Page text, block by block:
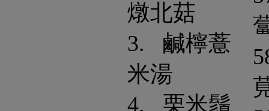
燉北菇
3. 鹹檸薏
米湯
4. 栗米鬚